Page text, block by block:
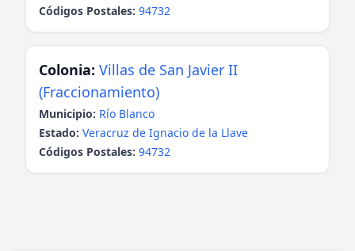
Códigos Postales: 94732
Colonia: Villas de San Javier II
(Fraccionamiento)
Municipio: Río Blanco
Estado: Veracruz de Ignacio de la Llave
Códigos Postales: 94732